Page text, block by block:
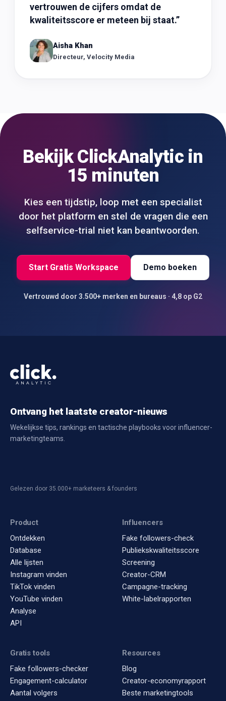
vertrouwen de cijfers omdat de
kwaliteitsscore er meteen bij staat.”
Aisha Khan
Directeur, Velocity Media
Bekijk ClickAnalytic in
15 minuten
Kies een tijdstip, loop met een specialist
door het platform en stel de vragen die een
selfservice-trial niet kan beantwoorden.
Start Gratis Workspace Demo boeken
Vertrouwd door 3.500+ merken en bureaus · 4,8 op G2
Ontvang het laatste creator-nieuws
Wekelijkse tips, rankings en tactische playbooks voor influencer-
marketingteams.
Gelezen door 35.000+ marketeers & founders
Product
Ontdekken
Database
Alle lijsten
Instagram vinden
TikTok vinden
YouTube vinden
Analyse
API
Influencers
Fake followers-check
Publiekskwaliteitsscore
Screening
Creator-CRM
Campagne-tracking
White-labelrapporten
Gratis tools
Fake followers-checker
Engagement-calculator
Aantal volgers
Resources
Blog
Creator-economyrapport
Beste marketingtools